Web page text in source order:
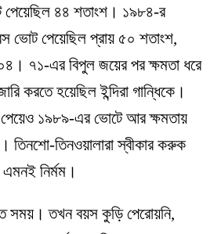
৪৪ শতাংশ। ১৯৮৪-র
ভোট পেয়েছিল প্রায় ৫০ শতাংশ,
৭১-এর বিপুল জয়ের পর ক্ষমতা ধরে
করতে হয়েছিল ইন্দিরা গান্ধিকে।
১৯৮৯-এর ভোটে আর ক্ষমতায়
তিনশো-তিনওয়ালারা স্বীকার করুক
নির্মম।
তখন বয়স কুড়ি পেরোয়নি,